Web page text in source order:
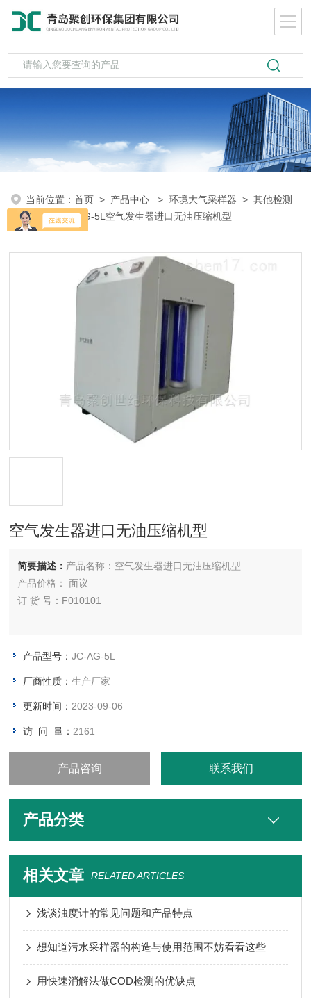
当前位置：首页 > 产品中心 >环境大气采样器 >其他检测
仪器> JC-AG-5L空气发生器进口无油压缩机型
空气发生器进口无油压缩机型
简要描述： 产品名称：空气发生器进口无油压缩机型
产品价格： 面议
订 货 号：F010101
配送方式：快递、EMS、物流
产品型号：JC-AG-5L
厂商性质：生产厂家
更新时间： 2023-09-06
访 问 量： 2161
产品咨询 联系我们
产品分类
相关文章 RELATED ARTICLES
浅谈浊度计的常见问题和产品特点
想知道污水采样器的构造与使用范围不妨看看这些
用快速消解法做COD检测的优缺点